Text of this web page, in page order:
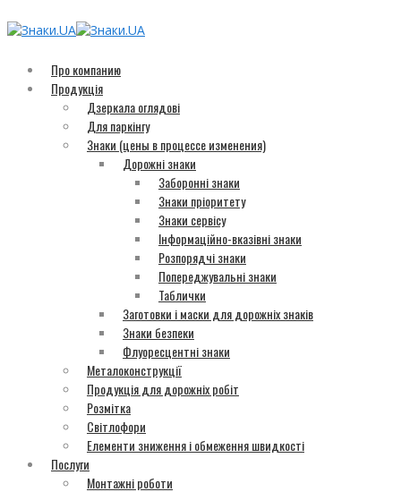
Про компанию
Продукція
Дзеркала оглядові
Для паркінгу
Знаки (цены в процессе изменения)
Дорожні знаки
Заборонні знаки
Знаки пріоритету
Знаки сервісу
Інформаційно-вказівні знаки
Розпорядчі знаки
Попереджувальні знаки
Таблички
Заготовки і маски для дорожніх знаків
Знаки безпеки
Флуоресцентні знаки
Металоконструкції
Продукція для дорожніх робіт
Розмітка
Світлофори
Елементи зниження і обмеження швидкості
Послуги
Монтажні роботи